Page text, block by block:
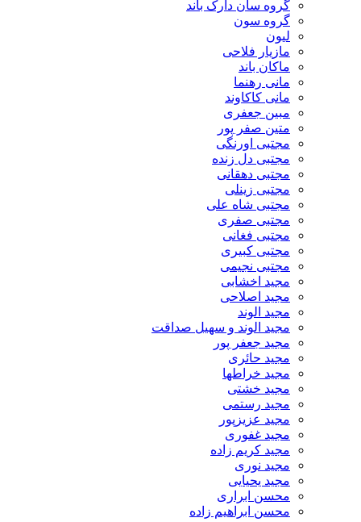
گروه سان دارک باند
گروه سون
لیون
مازیار فلاحی
ماکان باند
مانی رهنما
مانی کاکاوند
مبین جعفری
متین صفر پور
مجتبی اورنگی
مجتبی دل زنده
مجتبی دهقانی
مجتبی زینلی
مجتبی شاه علی
مجتبی صفری
مجتبی فغانی
مجتبی کبیری
مجتبی نجیمی
مجید اخشابی
مجید اصلاحی
مجید الوند‎
مجید الوند و سهیل صداقت
مجید جعفر پور
مجید حائری
مجید خراطها
مجید خشتی
مجید رستمی
مجید عزیزپور
مجید غفوری
مجید کریم زاده
مجید نوری
مجید یحیایی
محسن ابراری
محسن ابراهیم زاده